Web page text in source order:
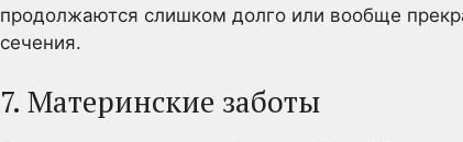
продолжаются слишком долго или вообще
сечения.
7. Материнские заботы